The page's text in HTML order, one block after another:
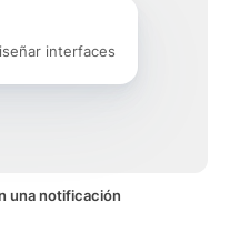
interfaces
una notificación